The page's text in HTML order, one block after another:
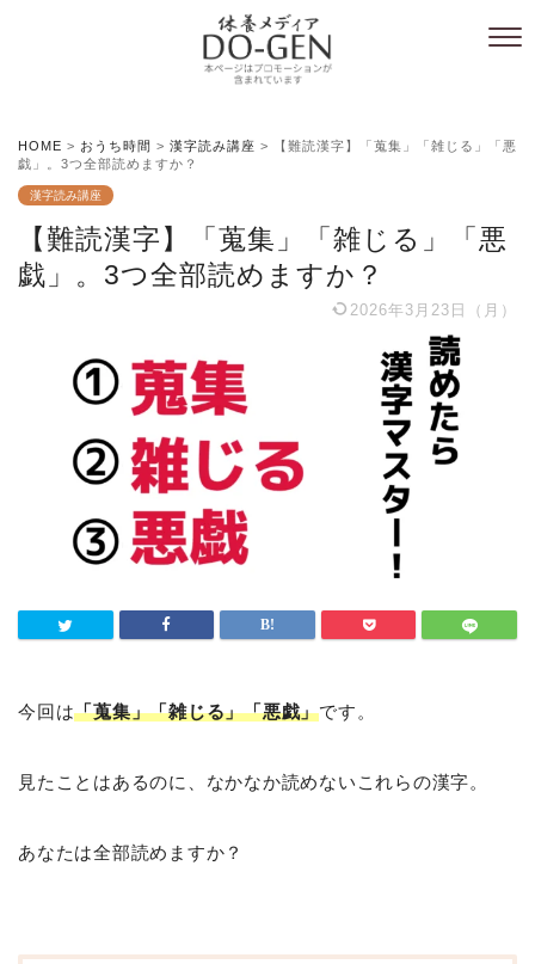
HOME > おうち時間 > 漢字読み講座 >
【難読漢字】「蒐集」「雑じる」「悪
戯」。3つ全部読めますか？
漢字読み講座
【難読漢字】「蒐集」「雑じる」「悪
戯」。3つ全部読めますか？
2026年3月23日（月）
今回は「蒐集」「雑じる」「悪戯」です。
見たことはあるのに、なかなか読めないこれらの漢字。
あなたは全部読めますか？